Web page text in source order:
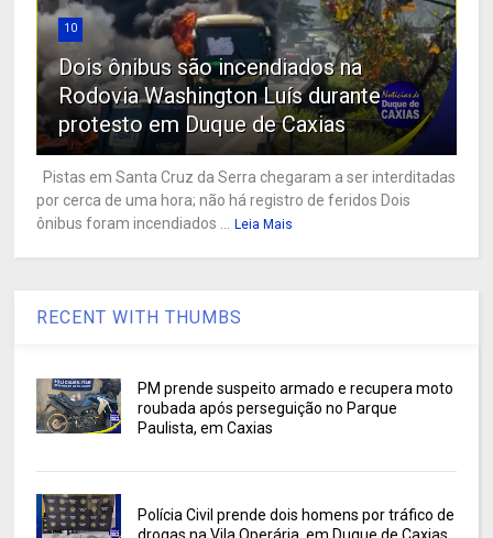
10
Dois ônibus são incendiados na
Rodovia Washington Luís durante
protesto em Duque de Caxias
Pistas em Santa Cruz da Serra chegaram a ser interditadas
por cerca de uma hora; não há registro de feridos Dois
ônibus foram incendiados ...
Leia Mais
RECENT WITH THUMBS
PM prende suspeito armado e recupera moto
roubada após perseguição no Parque
Paulista, em Caxias
Polícia Civil prende dois homens por tráfico de
drogas na Vila Operária, em Duque de Caxias